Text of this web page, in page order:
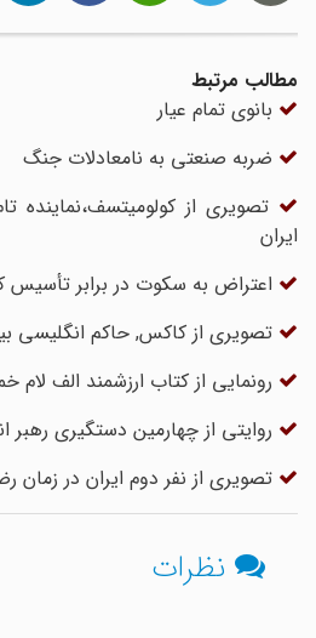
مطالب مرتبط
بانوی تمام عیار
ضربه صنعتی به نامعادلات جنگ
تصویری از کولومیتسف،نماینده تام
ایران
اعتراض به سکوت در برابر تأسیس
تصویری از کاکس, حاکم انگلیسی بین
رونمایی از کتاب ارزشمند الف لام
روایتی از چهارمین دستگیری رهبر
تصویری از نفر دوم ایران در زمان
نظرات